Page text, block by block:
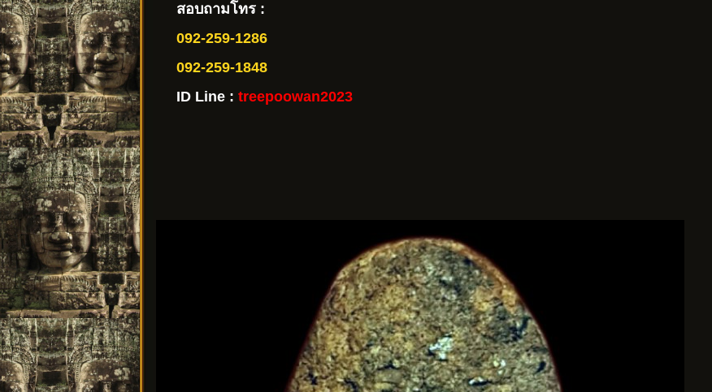
สอบถามโทร :
092-259-1286
092-259-1848
ID Line : treepoowan2023